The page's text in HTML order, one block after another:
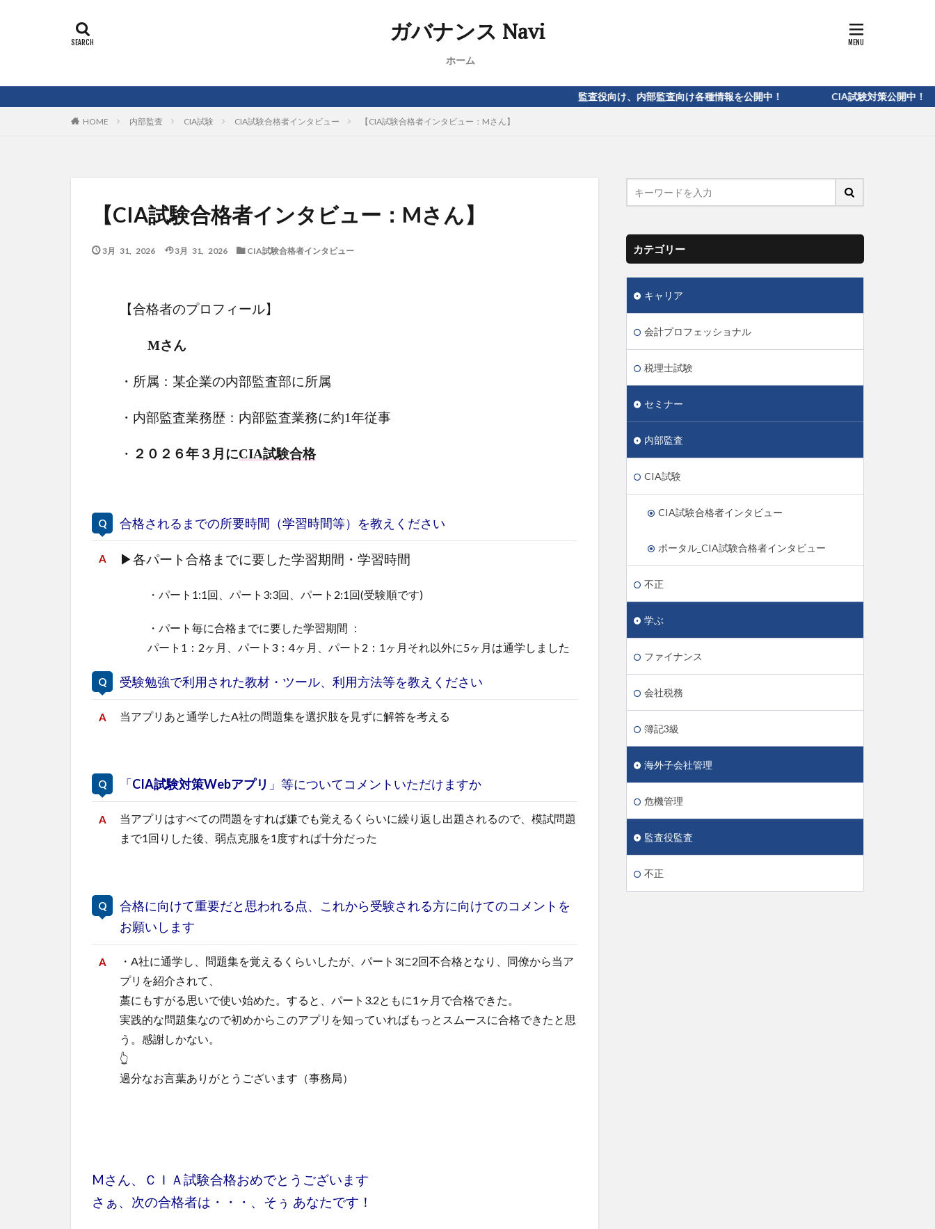
ガバナンス Navi
ホーム
監査役向け、内部監査向け各種情報を公開中！ CIA試験対策公開中！
HOME 内部監査 CIA試験 CIA試験合格者インタビュー 【CIA試験合格者インタビュー：Mさん】
【CIA試験合格者インタビュー：Mさん】
3月 31, 2026 3月 31, 2026 CIA試験合格者インタビュー
【合格者のプロフィール】
Mさん
・所属：某企業の内部監査部に所属
・内部監査業務歴：内部監査業務に約1年従事
・ ２０２６年３月にCIA試験合格
合格されるまでの所要時間（学習時間等）を教えください
▶各パート合格までに要した学習期間・学習時間
・パート1:1回、パート3:3回、パート2:1回(受験順です)
・パート毎に合格までに要した学習期間 ：
パート1：2ヶ月、パート3：4ヶ月、パート2：1ヶ月それ以外に5ヶ月は通学しました
受験勉強で利用された教材・ツール、利用方法等を教えください
当アプリあと通学したA社の問題集を選択肢を見ずに解答を考える
「CIA試験対策Webアプリ 」等についてコメントいただけますか
当アプリはすべての問題をすれば嫌でも覚えるくらいに繰り返し出題されるので、模試問題
まで1回りした後、弱点克服を1度すれば十分だった
合格に向けて重要だと思われる点、これから受験される方に向けてのコメントを
お願いします
・A社に通学し、問題集を覚えるくらいしたが、パート3に2回不合格となり、同僚から当ア
プリを紹介されて、
藁にもすがる思いで使い始めた。すると、パート3.2ともに1ヶ月で合格できた。
実践的な問題集なので初めからこのアプリを知っていればもっとスムースに合格できたと思
う。感謝しかない。
👆
過分なお言葉ありがとうございます（事務局）
Mさん、ＣＩＡ試験合格おめでとうございます
さぁ、次の合格者は・・・、そぅ あなたです！
カテゴリー
キャリア
会計プロフェッショナル
税理士試験
セミナー
内部監査
CIA試験
CIA試験合格者インタビュー
ポータル_CIA試験合格者インタビュー
不正
学ぶ
ファイナンス
会社税務
簿記3級
海外子会社管理
危機管理
監査役監査
不正